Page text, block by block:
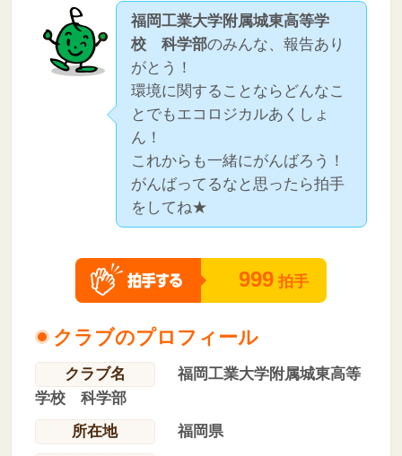
福岡工業大学附属城東高等学
校 科学部のみんな、報告あり
がとう！
環境に関することならどんなこ
とでもエコロジカルあくしょ
ん！
これからも一緒にがんばろう！
がんばってるなと思ったら拍手
をしてね★
999 拍手
クラブのプロフィール
クラブ名
福岡工業大学附属城東高等
学校 科学部
所在地
福岡県